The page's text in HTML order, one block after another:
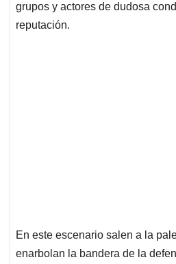
grupos y actores de dudosa
reputación.
En este escenario salen a la
enarbolan la bandera de la